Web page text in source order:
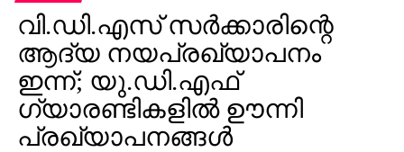
എത്തിയ വാഹനങ്ങള്
അടിച്ചുതകര്
ത്ത സംഭവം
തികച്ചും ദൗര്ഭാഗ്യകരമാണെന്നും അദ്ദേഹം പറഞ്ഞു.
അധികാരം പോയതിന്റെ വിഷമം അക്രമം കാട്ടിയല്ല
തീര്ക്കേണ്ടതെന്നും അദ്ദേഹം കൂട്ടിച്ചേര്
വി.ഡി.എസ് സര്‍ക്കാരിന്റെ
ആദ്യ നയപ്രഖ്യാപനം
ഇന്ന്; യു.ഡി.എഫ്
ഗ്യാരണ്ടികളില്‍ ഊന്നി
പ്രഖ്യാപനങ്ങള്‍